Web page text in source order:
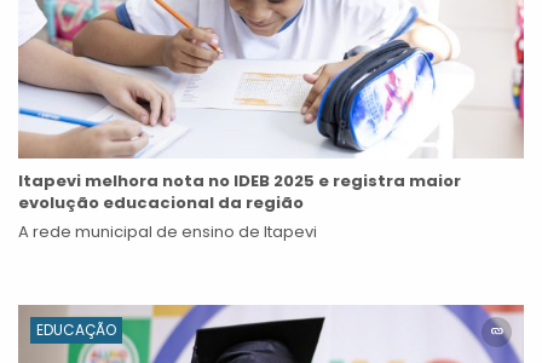
Itapevi melhora nota no IDEB 2025 e registra maior
evolução educacional da região
A rede municipal de ensino de Itapevi
EDUCAÇÃO